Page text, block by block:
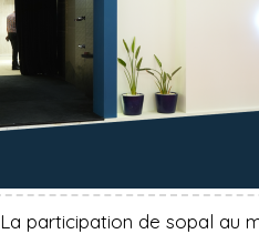
La participation de sopal au